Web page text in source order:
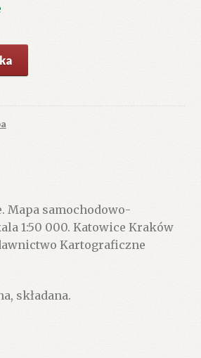
Mapa samochodowo-
1:50 000. Katowice Kraków
Kartograficzne
składana.